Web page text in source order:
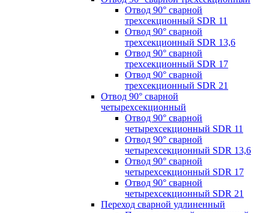
Отвод 90° сварной
трехсекционный SDR 11
Отвод 90° сварной
трехсекционный SDR 13,6
Отвод 90° сварной
трехсекционный SDR 17
Отвод 90° сварной
трехсекционный SDR 21
Отвод 90° сварной
четырехсекционный
Отвод 90° сварной
четырехсекционный SDR 11
Отвод 90° сварной
четырехсекционный SDR 13,6
Отвод 90° сварной
четырехсекционный SDR 17
Отвод 90° сварной
четырехсекционный SDR 21
Переход сварной удлиненный